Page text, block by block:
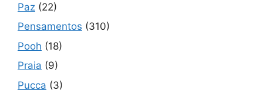
Paz (22)
Pensamentos (310)
Pooh (18)
Praia (9)
Pucca (3)